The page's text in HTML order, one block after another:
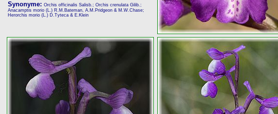
Synonyme: Orchis officinalis Salisb.; Orchis crenulata Gilib.;
Anacamptis morio (L.) R.M.Bateman, A.M.Pridgeon & M.W.Chase;
Herorchis morio (L.) D.Tyteca & E.Klein